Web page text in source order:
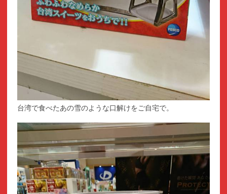
台湾で食べたあの雪のような口解けをご自宅で。